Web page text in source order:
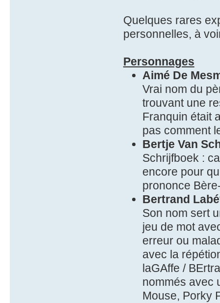
Quelques rares
personnelles, à
Personnages
Aimé De
Vrai nom du
trouvant une
Franquin était
pas comment
Bertje Van
Schrijfboek :
encore pour
prononce
Bertrand
Son nom sert
jeu de mot
erreur ou
avec la
laGAffe /
nommés avec
Mouse, Porky